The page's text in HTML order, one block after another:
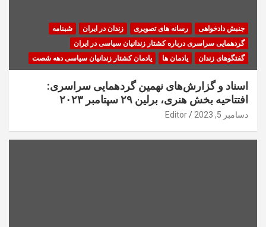
جنبش دادخواهی رسانه های تصویری زندان در ایران
شبنامه
گردهمایی سراسری درباره کشتار زندانیان سیاسی در ایران
گفتگوهای زندان
یادمان ها یادمان کشتار زندانیان سیاسی دهه شصت
اسناد و گزارش‌های نهمین گردهمایی سراسری:
افتتاحیه بخش هنری، برلین ۲۹ سپتامبر ۲۰۲۳
دسامبر 5, 2023 Editor